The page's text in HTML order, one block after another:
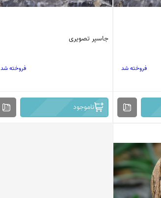
فروخته شد
جاسپر تصویری
فروخته شد
ناموجود